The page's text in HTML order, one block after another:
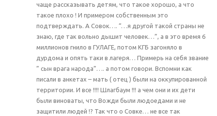
чаще рассказывать детям, что такое хорошо, а что
такое плохо ! И примером собственным это
подтверждать. А Совок…. “…я другой такой страны не
знаю, где так вольно дышит человек…”, а в это время 6
миллионов гнило в ГУЛАГЕ, потом КГБ загоняло в
дурдома и опять таки в лагеря… Примерь на себя звание
” сын врага народа”…. а потом говори. Вспомни как
писали в анкетах – мать ( отец ) были на оккупированной
территории. И все !!!! Шлагбаум !!! а чем они и их дети
были виноваты, что Вожди были людоедами и не
защитили людей !? Так что о Совке… не все так